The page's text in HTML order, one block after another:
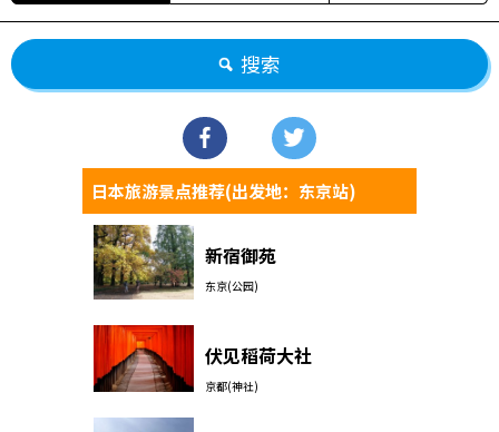
搜索
日本旅游景点推荐(出发地：东京站)
新宿御苑
东京(公园)
伏见稻荷大社
京都(神社)